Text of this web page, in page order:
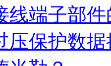
线端子部
压保护数